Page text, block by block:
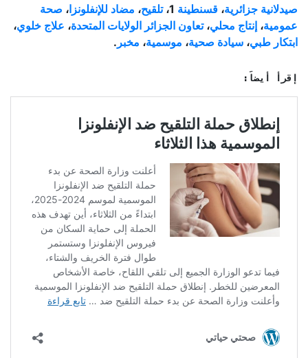
صيدلانية جزائرية، قسنطينة 1، تلقيح، مضاد للإنفلونزا، صحة
عمومية، إنتاج محلي،تعاون الجزائر الولايات المتحدة، علاج خلوي،
ابتكار طبي، سيادة صحية، موسمية، مخبر .
إقرأ أيضاً: